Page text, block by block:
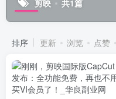
剪映 共1篇
排序 更新 浏览 点赞